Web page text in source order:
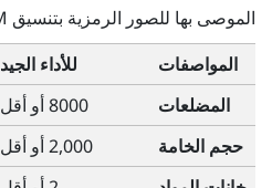
الموصى بها للصور الرمزية بتنسيق VRM:
المواصفات
للأداء الجيد
المضلعات
8000 أو أقل
حجم الخامة
2,000 أو أقل